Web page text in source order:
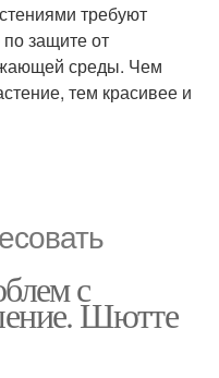
требуют
защите от
среды. Чем
тем красивее и
с
Шютте